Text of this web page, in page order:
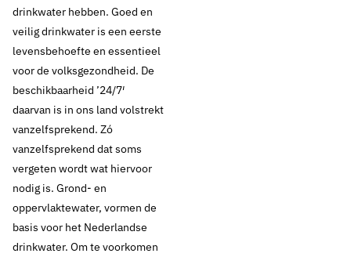
drinkwater hebben. Goed en
veilig drinkwater is een eerste
levensbehoefte en essentieel
voor de volksgezondheid. De
beschikbaarheid ’24/7′
daarvan is in ons land volstrekt
vanzelfsprekend. Zó
vanzelfsprekend dat soms
vergeten wordt wat hiervoor
nodig is. Grond- en
oppervlaktewater, vormen de
basis voor het Nederlandse
drinkwater. Om te voorkomen